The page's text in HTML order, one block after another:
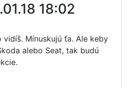
18:02
vidíš. Mínuskujú ťa. Ale keby
alebo Seat, tak budú